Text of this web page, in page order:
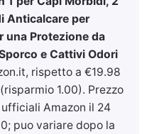
Anticalcare per
una Protezione da
e Cattivi Odori
rispetto a €19.98
1.00). Prezzo
Amazon il 24
; puo variare dopo la